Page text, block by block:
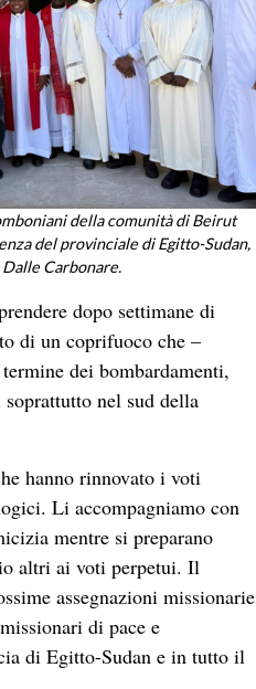
della comunità di Beirut
del provinciale di Egitto-Sudan,
Carbonare.
dopo settimane di
di un coprifuoco che –
dei bombardamenti,
nel sud della
hanno rinnovato i voti
Li accompagniamo con
mentre si preparano
altri ai voti perpetui. Il
assegnazioni missionarie
di pace e
di Egitto-Sudan e in tutto il